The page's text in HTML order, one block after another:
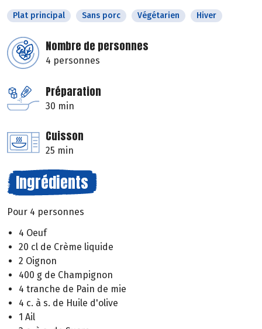
Plat principal Sans porc Végétarien Hiver
Nombre de personnes
4 personnes
Préparation
30 min
Cuisson
25 min
Ingrédients
Pour 4 personnes
4 Oeuf
20 cl de Crème liquide
2 Oignon
400 g de Champignon
4 tranche de Pain de mie
4 c. à s. de Huile d'olive
1 Ail